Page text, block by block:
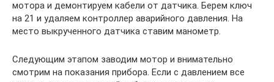
мотора и демонтируем кабели от датчика. Берем ключ
на 21 и удаляем контроллер аварийного давления. На
место выкрученного датчика ставим манометр.
Следующим этапом заводим мотор и внимательно
смотрим на показания прибора. Если с давлением все